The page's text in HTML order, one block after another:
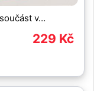
v…
229 Kč